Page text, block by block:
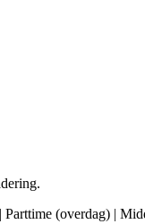
(overdag) |